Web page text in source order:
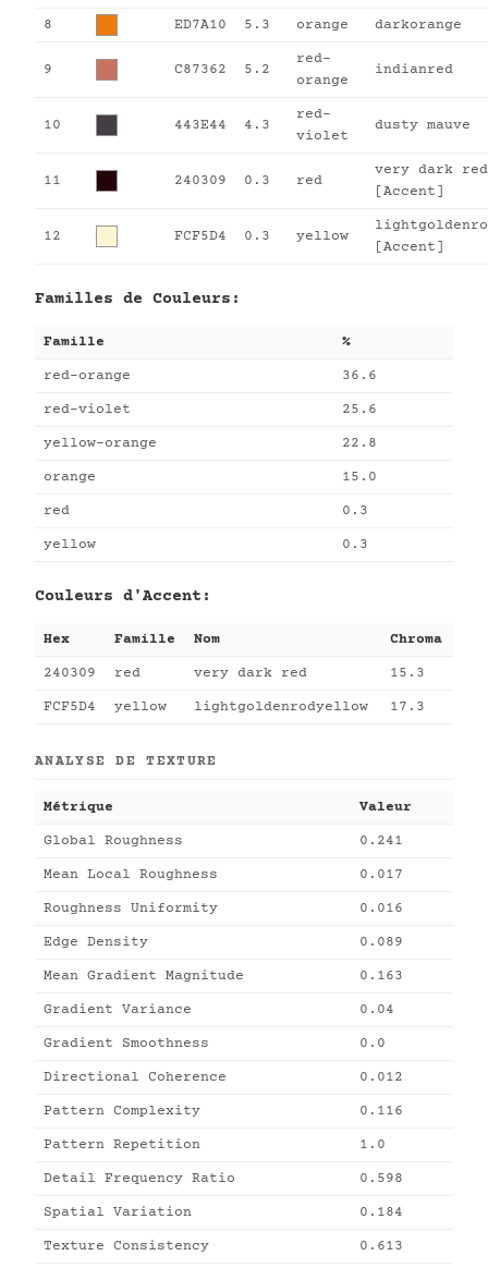
8 ED7A10 5.3 orange darkorange
9 C87362 5.2
red-
orange
indianred
10 443E44 4.3
red-
violet
dusty mauve
11 240309 0.3 red
very dark red
[Accent]
12 FCF5D4 0.3 yellow
[Accent]
Familles de Couleurs:
Famille %
red-orange 36.6
red-violet 25.6
yellow-orange 22.8
orange 15.0
red 0.3
yellow 0.3
Couleurs d'Accent:
Hex Famille Nom Chroma
240309 red very dark red 15.3
FCF5D4 yellow lightgoldenrodyellow 17.3
ANALYSE DE TEXTURE
Métrique Valeur
Global Roughness 0.241
Mean Local Roughness 0.017
Roughness Uniformity 0.016
Edge Density 0.089
Mean Gradient Magnitude 0.163
Gradient Variance 0.04
Gradient Smoothness 0.0
Directional Coherence 0.012
Pattern Complexity 0.116
Pattern Repetition 1.0
Detail Frequency Ratio 0.598
Spatial Variation 0.184
Texture Consistency 0.613